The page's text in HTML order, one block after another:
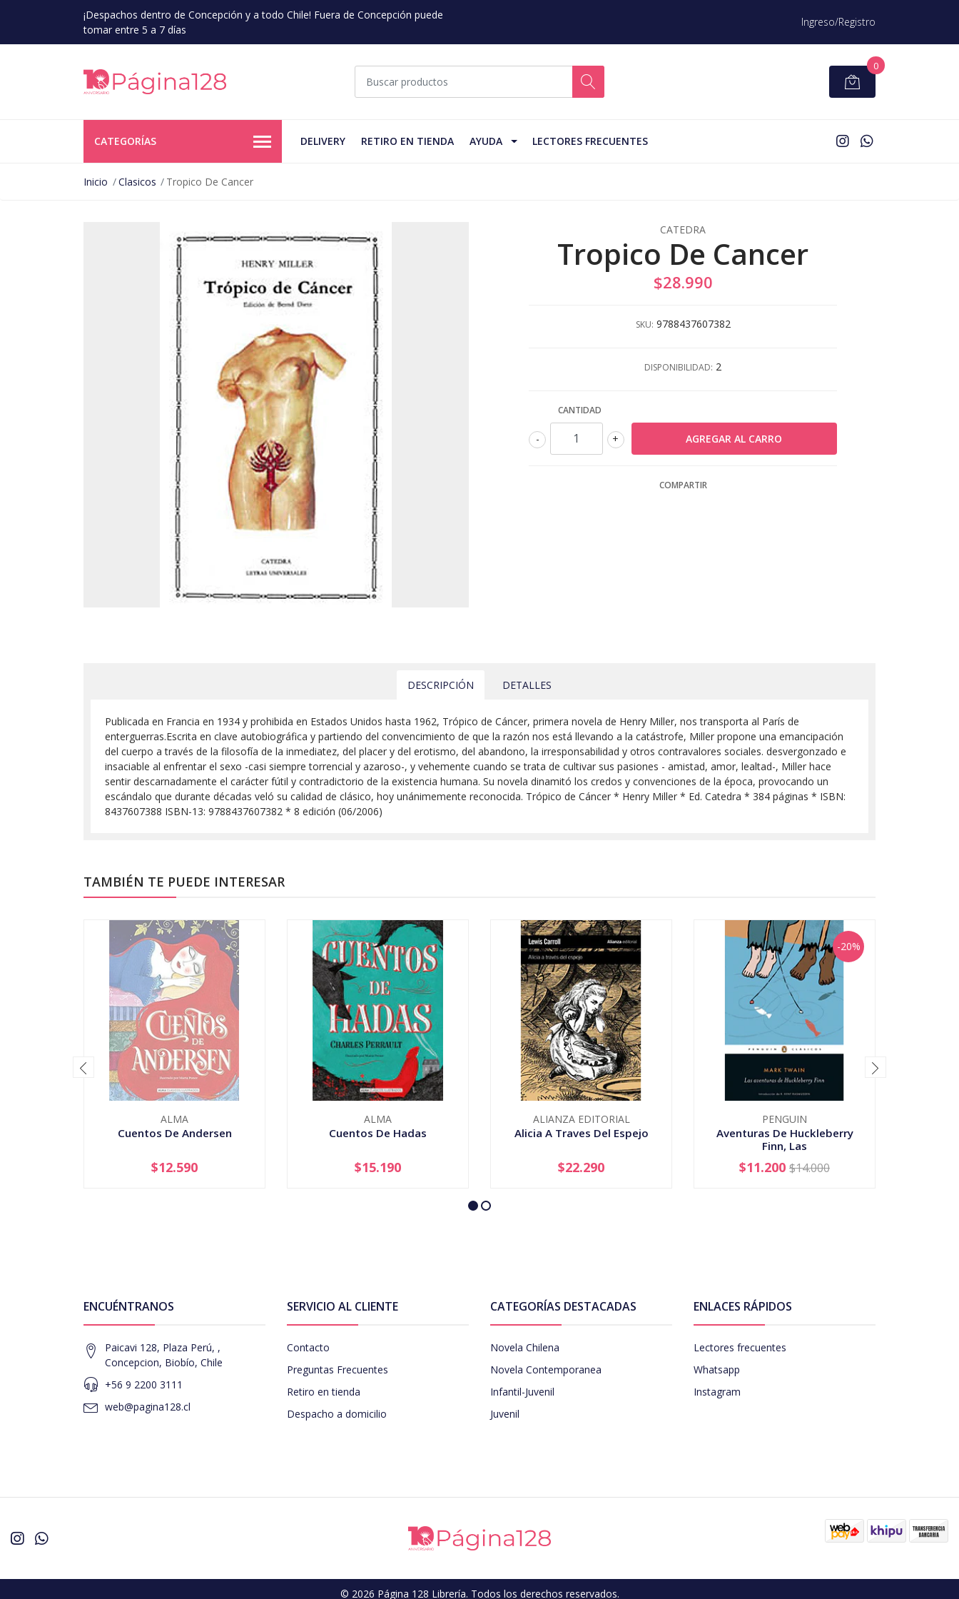
¡Despachos dentro de Concepción y a todo Chile! Fuera de Concepción puede
tomar entre 5 a 7 días
Ingreso/Registro
0
CATEGORÍAS DELIVERY RETIRO EN TIENDA AYUDA LECTORES FRECUENTES
Inicio Clasicos Tropico De Cancer
CATEDRA
Tropico De Cancer
$28.990
SKU: 9788437607382
DISPONIBILIDAD: 2
CANTIDAD
+
-
COMPARTIR
DESCRIPCIÓN DETALLES
Publicada en Francia en 1934 y prohibida en Estados Unidos hasta 1962, Trópico de Cáncer, primera novela de Henry Miller, nos transporta al París de
enterguerras.Escrita en clave autobiográfica y partiendo del convencimiento de que la razón nos está llevando a la catástrofe, Miller propone una emancipación
del cuerpo a través de la filosofía de la inmediatez, del placer y del erotismo, del abandono, la irresponsabilidad y otros contravalores sociales. desvergonzado e
insaciable al enfrentar el sexo -casi siempre torrencial y azaroso-, y vehemente cuando se trata de cultivar sus pasiones - amistad, amor, lealtad-, Miller hace
sentir descarnadamente el carácter fútil y contradictorio de la existencia humana. Su novela dinamitó los credos y convenciones de la época, provocando un
escándalo que durante décadas veló su calidad de clásico, hoy unánimemente reconocida. Trópico de Cáncer * Henry Miller * Ed. Catedra * 384 páginas * ISBN:
8437607388 ISBN-13: 9788437607382 * 8 edición (06/2006)
TAMBIÉN TE PUEDE INTERESAR
ALMA
Cuentos De Andersen
AGOTADO
$12.590
ALMA
Cuentos De Hadas
+
$15.190
ALIANZA EDITORIAL
Alicia A Traves Del Espejo
+
$22.290
-20%
PENGUIN
Aventuras De Huckleberry
Finn, Las
+
$11.200 $14.000
ENCUÉNTRANOS
Paicavi 128, Plaza Perú, ,
Concepcion, Biobío, Chile
+56 9 2200 3111
web@pagina128.cl
SERVICIO AL CLIENTE
Contacto
Preguntas Frecuentes
Retiro en tienda
Despacho a domicilio
CATEGORÍAS DESTACADAS
Novela Chilena
Novela Contemporanea
Infantil-Juvenil
Juvenil
ENLACES RÁPIDOS
Lectores frecuentes
Whatsapp
Instagram
© 2026 Página 128 Librería. Todos los derechos reservados.